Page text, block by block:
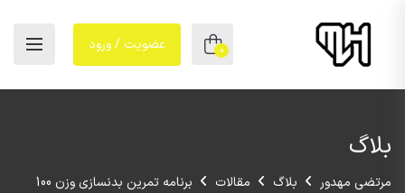
0 عضویت / ورود
بلاگ
مرتضی مهدور بلاگ مقالات
برنامه تمرین بدنسازی وزن 100